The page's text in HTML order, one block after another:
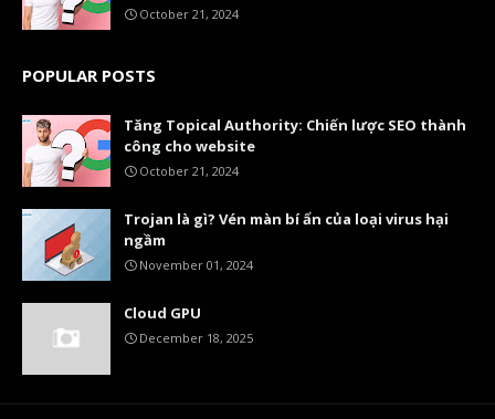
October 21, 2024
POPULAR POSTS
Tăng Topical Authority: Chiến lược SEO thành
công cho website
October 21, 2024
Trojan là gì? Vén màn bí ẩn của loại virus hại
ngầm
November 01, 2024
Cloud GPU
December 18, 2025